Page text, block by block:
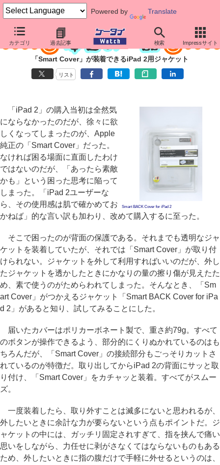
Powered by Translate
カテゴリ 過去記事 検索 Impressサイト
「Smart Cover」が装着できるiPad 2用ジャケット
リスト
Smart BACK Cover for iPad 2
「iPad 2」の購入当初は全然気
にならなかったのだが、徐々に欲
しくなってしまったのが、Apple
純正の「Smart Cover」だった。
なければ困る場面に直面したわけ
ではないのだが、「あったら素敵
かも」という困った思考に陥って
しまった。「iPad 2ユーザーな
ら、その使用感は肌で確かめてお
かねば」的な言い訳も加わり、改めて購入するに至った。
そこで困ったのが背面の保護である。それまでも透明なジャ
ケットを装着していたが、それでは「Smart Cover」が取り付
けられない。ジャケットを外して利用すればいいのだが、外し
たジャケットを透かしたときにかなりの量の擦り傷が見えたた
め、素で使うのがためらわれてしまった。そんなとき、「Sm
art Cover」がつかえるジャケット「Smart BACK Cover for iPa
d 2」があると知り、試してみることにした。
届いたカバーはポリカーボネート製で、重さ約79g。すべて
のボタンが操作できるよう、部分的にくりぬかれているのはも
ちろんだが、「Smart Cover」の接続部分もごっそりカットさ
れているのが特徴だ。取り出してからiPad 2の背面にサッと取
り付け、「Smart Cover」をカチャッと装着。すべてがスムー
ズ。
一度装着したら、取り外すことは滅多にないと思われるが、
外したいときに余計な力が要らないという点もポイントだ。ジ
ャケットの中には、ガッチリ固定されすぎて、指を挟んで痛い
思いをしながら、力任せに剥がさなくてはならないものもある
ため、外したいときに指の腹だけで手軽に外せるというのは、